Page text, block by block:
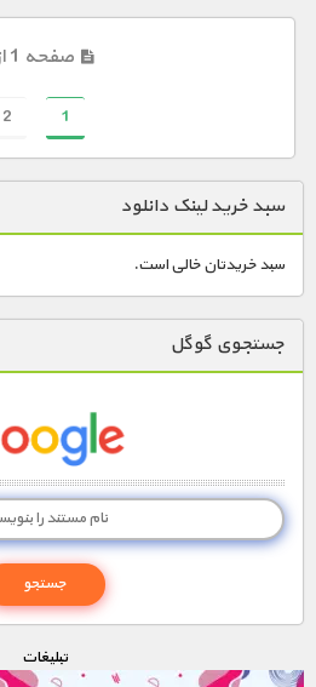
صفحه 1 از 2
1
2
سبد خرید لینک دانلود
سبد خریدتان خالی است.
جستجوی گوگل
تبليغات